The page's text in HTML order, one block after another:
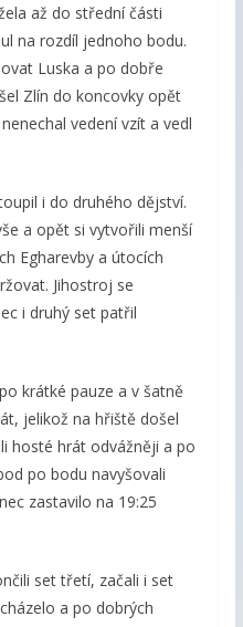
až do střední části
na rozdíl jednoho bodu.
Luska a po dobře
Zlín do koncovky opět
vedení vzít a vedl
i do druhého dějství.
a opět si vytvořili menší
Egharevby a útocích
Jihostroj se
i druhý set patřil
krátké pauze a v šatně
jelikož na hřiště došel
hosté hrát odvážněji a po
po bodu navyšovali
zastavilo na 19:25
set třetí, začali i set
a po dobrých